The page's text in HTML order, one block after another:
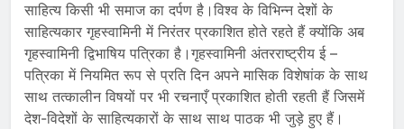
साहित्य किसी भी समाज का दर्पण है।विश्व के विभिन्न देशों के
साहित्यकार गृहस्वामिनी में निरंतर प्रकाशित होते रहते हैं क्योंकि अब
गृहस्वामिनी द्विभाषिय पत्रिका है।गृहस्वामिनी अंतरराष्ट्रीय ई –
पत्रिका में नियमित रूप से प्रति दिन अपने मासिक विशेषांक के साथ
साथ तत्कालीन विषयों पर भी रचनाएँ प्रकाशित होती रहती हैं जिसमें
देश-विदेशों के साहित्यकारों के साथ साथ पाठक भी जुड़े हुए हैं।